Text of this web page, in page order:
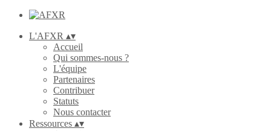
L'AFXR ▴▾
Accueil
Qui sommes-nous ?
L'équipe
Partenaires
Contribuer
Statuts
Nous contacter
Ressources ▴▾